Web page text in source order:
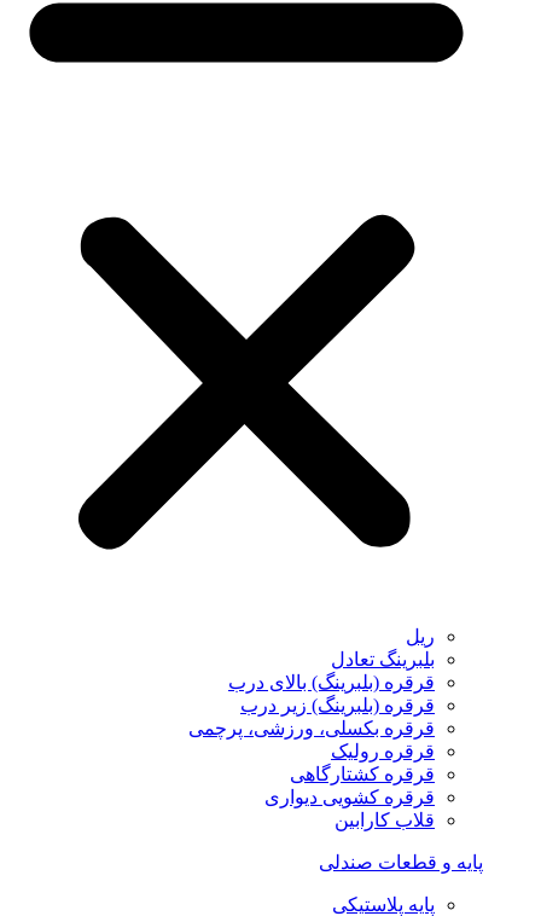
ریل
بلبرینگ تعادل
قرقره (بلبرینگ) بالای درب
قرقره (بلبرینگ) زیر درب
قرقره بکسلی، ورزشی، پرچمی
قرقره رولیک
قرقره کشتارگاهی
قرقره کشویی دیواری
قلاب کارابین
پایه و قطعات صندلی
پایه پلاستیکی